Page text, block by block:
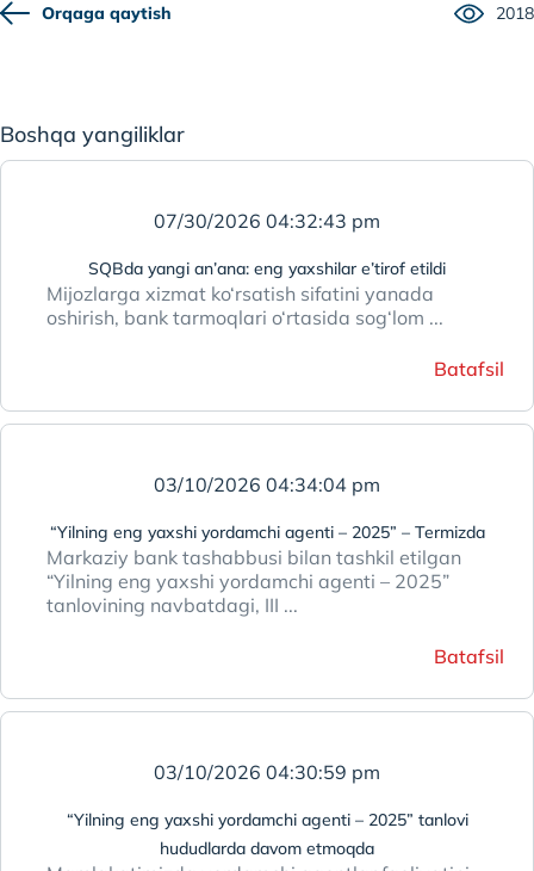
Orqaga qaytish 2018
Boshqa yangiliklar
07/30/2026 04:32:43 pm
SQBda yangi an’ana: eng yaxshilar e’tirof etildi
Mijozlarga xizmat ko‘rsatish sifatini yanada
oshirish, bank tarmoqlari o‘rtasida sog‘lom ...
Batafsil
03/10/2026 04:34:04 pm
“Yilning eng yaxshi yordamchi agenti – 2025” – Termizda
Markaziy bank tashabbusi bilan tashkil etilgan
“Yilning eng yaxshi yordamchi agenti – 2025”
tanlovining navbatdagi, III ...
Batafsil
03/10/2026 04:30:59 pm
“Yilning eng yaxshi yordamchi agenti – 2025” tanlovi
hududlarda davom etmoqda